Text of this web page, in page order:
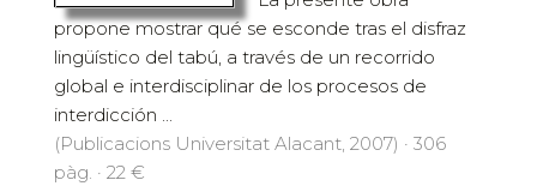
propone mostrar qué se esconde tras el disfraz
lingüístico del tabú, a través de un recorrido
global e interdisciplinar de los procesos de
interdicción ...
(Publicacions Universitat Alacant, 2007) · 306
pàg. · 22 €